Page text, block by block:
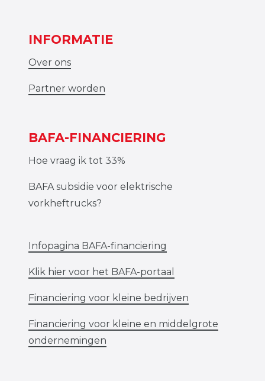
INFORMATIE
Over ons
Partner worden
BAFA-FINANCIERING
Hoe vraag ik tot 33%
BAFA subsidie voor elektrische
vorkheftrucks?
Infopagina BAFA-financiering
Klik hier voor het BAFA-portaal
Financiering voor kleine bedrijven
Financiering voor kleine en middelgrote
ondernemingen